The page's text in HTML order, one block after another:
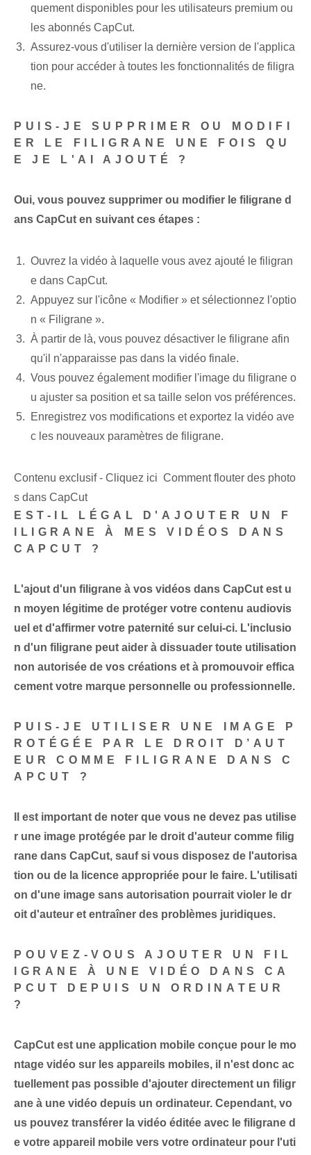
quement disponibles pour les utilisateurs premium ou
les abonnés CapCut.
Assurez-vous d'utiliser la dernière version de l'applica
tion pour accéder à toutes les fonctionnalités de filigra
ne.
PUIS-JE SUPPRIMER OU MODIFI
ER LE FILIGRANE UNE FOIS QU
E JE L'AI AJOUTÉ ?
Oui, vous pouvez supprimer ou modifier le filigrane d
ans CapCut en suivant ces étapes :
Ouvrez la vidéo à laquelle vous avez ajouté le filigran
e dans CapCut.
Appuyez sur l'icône « Modifier » et sélectionnez l'optio
n « Filigrane ».
À partir de là, vous pouvez désactiver le filigrane afin
qu'il n'apparaisse pas dans la vidéo finale.
Vous pouvez également modifier l'image du filigrane o
u ajuster sa position et sa taille selon vos préférences.
Enregistrez vos modifications et exportez la vidéo ave
c les nouveaux paramètres de filigrane.
Contenu exclusif - Cliquez ici Comment flouter des photo
s dans CapCut
EST-IL LÉGAL D'AJOUTER UN F
ILIGRANE À MES VIDÉOS DANS
CAPCUT ?
L'ajout d'un filigrane à vos vidéos dans CapCut est u
n moyen légitime de protéger votre contenu audiovis
uel et d'affirmer votre paternité sur celui-ci. L'inclusio
n d'un filigrane peut aider à dissuader toute utilisation
non autorisée de vos créations et à promouvoir effica
cement votre marque personnelle ou professionnelle.
PUIS-JE UTILISER UNE IMAGE P
ROTÉGÉE PAR LE DROIT D’AUT
EUR COMME FILIGRANE DANS C
APCUT ?
Il est important de noter que vous ne devez pas utilise
r une image protégée par le droit d'auteur comme filig
rane dans CapCut, sauf si vous disposez de l'autorisa
tion ou de la licence appropriée pour le faire. L'utilisati
on d'une image sans autorisation pourrait violer le dr
oit d'auteur et entraîner des problèmes juridiques.
POUVEZ-VOUS AJOUTER UN FIL
IGRANE À UNE VIDÉO DANS CA
PCUT DEPUIS UN ORDINATEUR
?
CapCut est une application mobile conçue pour le mo
ntage vidéo sur les appareils mobiles, il n'est donc ac
tuellement pas possible d'ajouter directement un filigr
ane à une vidéo depuis un ordinateur. Cependant, vo
us pouvez transférer la vidéo éditée avec le filigrane d
e votre appareil mobile vers votre ordinateur pour l'uti